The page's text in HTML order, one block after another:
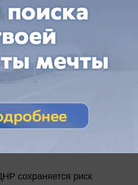
высокая
сохраняется риск